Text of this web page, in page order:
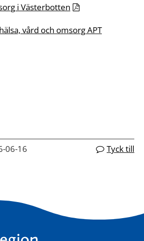
i Västerbotten
vård och omsorg APT
06-16 Tyck till